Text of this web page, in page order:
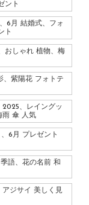
ント
6月 結婚式、フォ
ト
おしゃれ 植物、梅
、紫陽花 フォトテ
、レイングッ
雨 傘 人気
6月 プレゼント
語、花の名前 和
ジサイ 美しく見